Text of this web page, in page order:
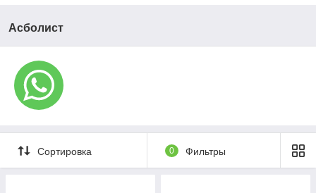
Асболист
Сортировка 0 Фильтры